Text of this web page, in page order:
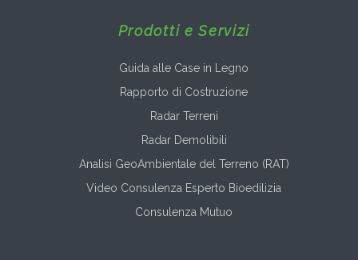
Prodotti e Servizi
Guida alle Case in Legno
Rapporto di Costruzione
Radar Terreni
Radar Demolibili
Analisi GeoAmbientale del Terreno (RAT)
Video Consulenza Esperto Bioedilizia
Consulenza Mutuo